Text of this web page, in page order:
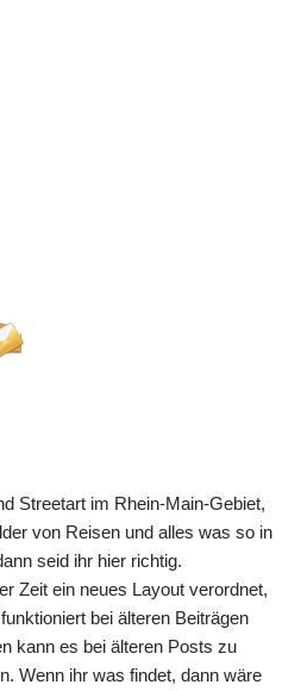
Streetart im Rhein-Main-Gebiet,
von Reisen und alles was so in
seid ihr hier richtig.
Zeit ein neues Layout verordnet,
bei älteren Beiträgen
kann es bei älteren Posts zu
Wenn ihr was findet, dann wäre